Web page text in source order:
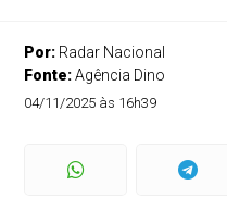
Por: Radar Nacional
Fonte:Agência Dino
04/11/2025 às 16h39